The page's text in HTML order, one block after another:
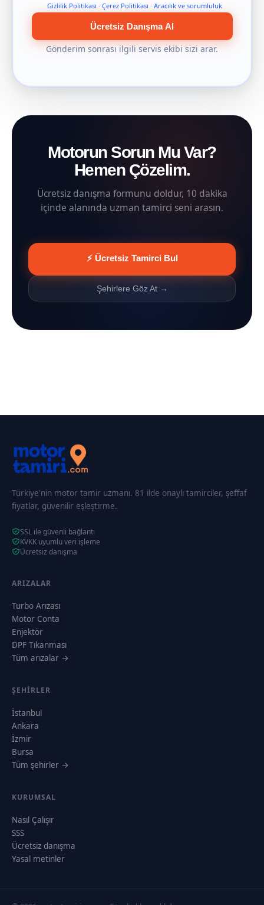
Gizlilik Politikası · Çerez Politikası · Aracılık ve sorumluluk
Ücretsiz Danışma Al
Gönderim sonrası ilgili servis ekibi sizi arar.
Motorun Sorun Mu Var?
Hemen Çözelim.
Ücretsiz danışma formunu doldur, 10 dakika
içinde alanında uzman tamirci seni arasın.
⚡ Ücretsiz Tamirci Bul
Şehirlere Göz At →
Türkiye'nin motor tamir uzmanı. 81 ilde onaylı tamirciler, şeffaf
fiyatlar, güvenilir eşleştirme.
SSL ile güvenli bağlantı
KVKK uyumlu veri işleme
Ücretsiz danışma
ARIZALAR
Turbo Arızası
Motor Conta
Enjektör
DPF Tıkanması
Tüm arızalar →
ŞEHIRLER
İstanbul
Ankara
İzmir
Bursa
Tüm şehirler →
KURUMSAL
Nasıl Çalışır
SSS
Ücretsiz danışma
Yasal metinler